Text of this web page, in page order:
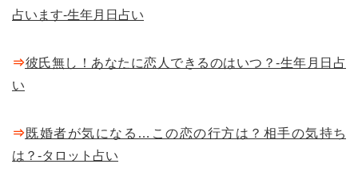
占います-生年月日占い
⇒彼氏無し！あなたに恋人できるのはいつ？-生年月日占
い
⇒既婚者が気になる…この恋の行方は？相手の気持ち
は？-タロット占い